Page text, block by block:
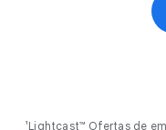
Google varía según
Profesionales de
la página de
¹Lightcast™ Ofertas de